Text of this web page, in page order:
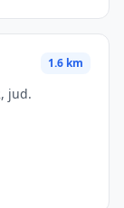
1.6 km